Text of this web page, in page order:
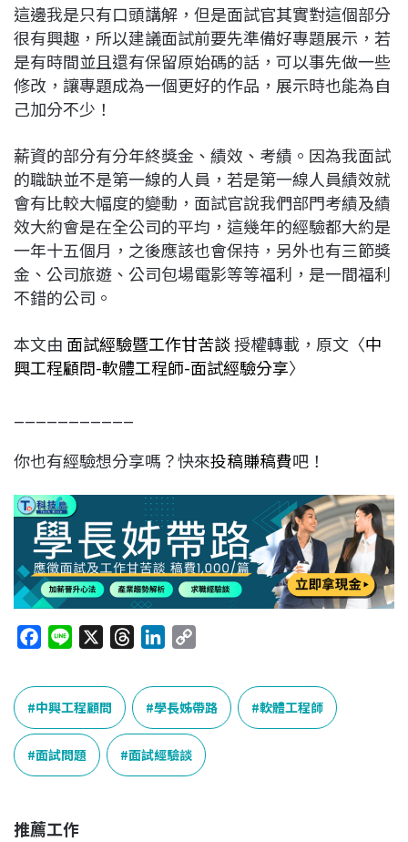
這邊我是只有口頭講解，但是面試官其實對這個部分
很有興趣，所以建議面試前要先準備好專題展示，若
是有時間並且還有保留原始碼的話，可以事先做一些
修改，讓專題成為一個更好的作品，展示時也能為自
己加分不少！
薪資的部分有分年終獎金、績效、考績。因為我面試
的職缺並不是第一線的人員，若是第一線人員績效就
會有比較大幅度的變動，面試官說我們部門考績及績
效大約會是在全公司的平均，這幾年的經驗都大約是
一年十五個月，之後應該也會保持，另外也有三節獎
金、公司旅遊、公司包場電影等等福利，是一間福利
不錯的公司。
本文由 面試經驗暨工作甘苦談授權轉載，原文〈中
興工程顧問-軟體工程師-面試經驗分享〉
你也有經驗想分享嗎？快來投稿賺稿費吧！
c
e
b
o
o
n
e
e
a
d
s
n
k
e
d
I
p
y
L
n
中興工程顧問 學長姊帶路 軟體工程師
面試問題 面試經驗談
推薦工作